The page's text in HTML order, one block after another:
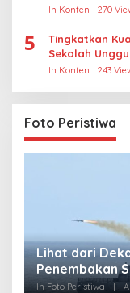
In Konten 270
5
Tingkatkan
Sekolah
Dunia
In Konten 243
Foto Peristiwa
Lihat dari
Penembakan
In Foto Peristiwa |